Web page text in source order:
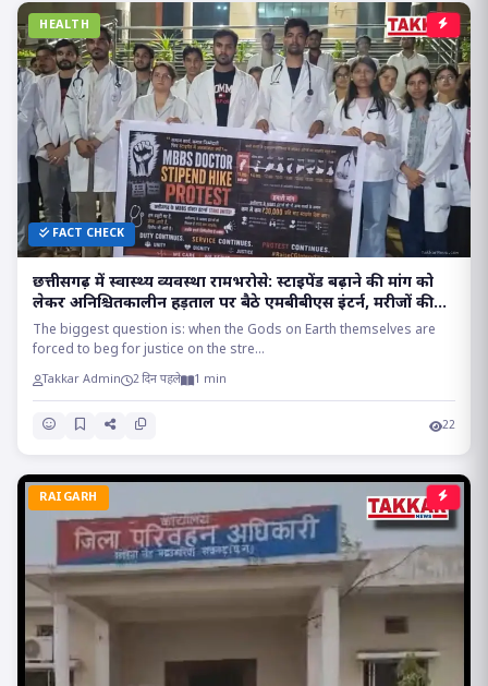
HEALTH
FACT CHECK
छत्तीसगढ़ में स्वास्थ्य व्यवस्था रामभरोसे: स्टाइपेंड बढ़ाने की मांग को
लेकर अनिश्चितकालीन हड़ताल पर बैठे एमबीबीएस इंटर्न, मरीजों की
सांसों पर संकट!!
The biggest question is: when the Gods on Earth themselves are
forced to beg for justice on the stre...
Takkar Admin 2 दिन पहले 1 min
22
RAIGARH